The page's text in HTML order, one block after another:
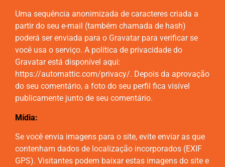
Uma sequência anonimizada de caracteres criada a
partir do seu e-mail (também chamada de hash)
poderá ser enviada para o Gravatar para verificar se
você usa o serviço. A política de privacidade do
Gravatar está disponível aqui:
https://automattic.com/privacy/. Depois da aprovação
do seu comentário, a foto do seu perfil fica visível
publicamente junto de seu comentário.
Mídia:
Se você envia imagens para o site, evite enviar as que
contenham dados de localização incorporados (EXIF
GPS). Visitantes podem baixar estas imagens do site e